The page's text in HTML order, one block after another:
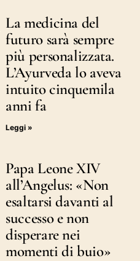
La medicina del
futuro sarà sempre
più personalizzata.
L’Ayurveda lo aveva
intuito cinquemila
anni fa
Leggi »
Papa Leone XIV
all’Angelus: «Non
esaltarsi davanti al
successo e non
disperare nei
momenti di buio»